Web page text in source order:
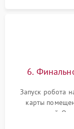
6.
Запуск робота
карты
препятствий.
Тестирование